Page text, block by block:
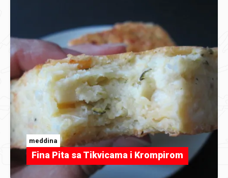
meddina
Fina Pita sa Tikvicama i Krompirom